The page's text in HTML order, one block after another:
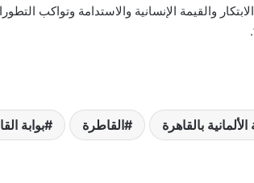
والقيمة الإنسانية والاستدامة وتواكب
بالقاهرة القاطرة بوابة